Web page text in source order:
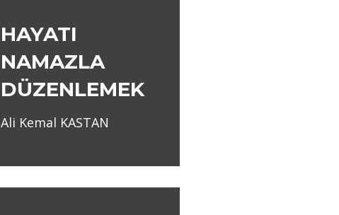
HAYATI
NAMAZLA
DÜZENLEMEK
Ali Kemal KASTAN